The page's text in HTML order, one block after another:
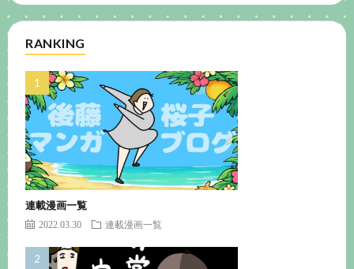
RANKING
連載漫画一覧
2022.03.30 連載漫画一覧